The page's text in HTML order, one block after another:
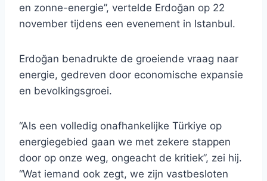
en zonne-energie”, vertelde Erdoğan op 22
november tijdens een evenement in Istanbul.
Erdoğan benadrukte de groeiende vraag naar
energie, gedreven door economische expansie
en bevolkingsgroei.
“Als een volledig onafhankelijke Türkiye op
energiegebied gaan we met zekere stappen
door op onze weg, ongeacht de kritiek”, zei hij.
“Wat iemand ook zegt, we zijn vastbesloten